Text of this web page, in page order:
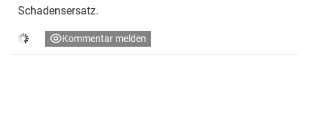
Schadensersatz.
Kommentar melden